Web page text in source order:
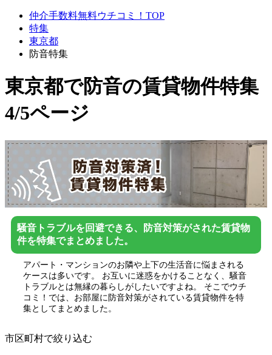
仲介手数料無料ウチコミ！TOP
特集
東京都
防音特集
東京都で防音の賃貸物件特集
4/5ページ
騒音トラブルを回避できる、防音対策がされた賃貸物
件を特集でまとめました。
アパート・マンションのお隣や上下の生活音に悩まされる
ケースは多いです。 お互いに迷惑をかけることなく、騒音
トラブルとは無縁の暮らしがしたいですよね。 そこでウチ
コミ！では、お部屋に防音対策がされている賃貸物件を特
集としてまとめました。
市区町村で絞り込む